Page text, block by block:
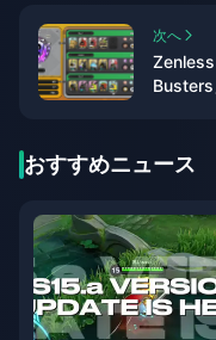
次へ
Busters
おすすめニュース